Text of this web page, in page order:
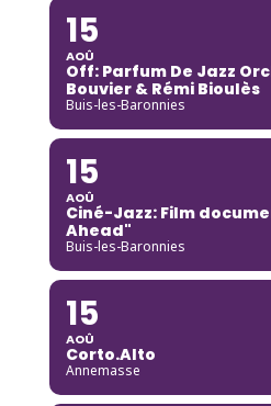
15
AOÛ
Off: Parfum De Jazz
Bouvier & Rémi Bioulès
Buis-les-Baronnies
15
AOÛ
Ciné-Jazz: Film
Ahead"
Buis-les-Baronnies
15
AOÛ
Corto.Alto
Annemasse